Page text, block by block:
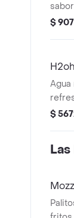
para
$
H2oh
Agua
en
$